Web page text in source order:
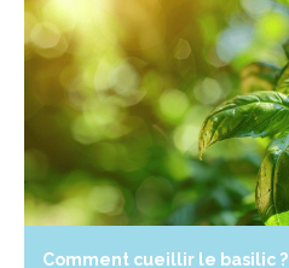
Comment cueillir le basilic ?